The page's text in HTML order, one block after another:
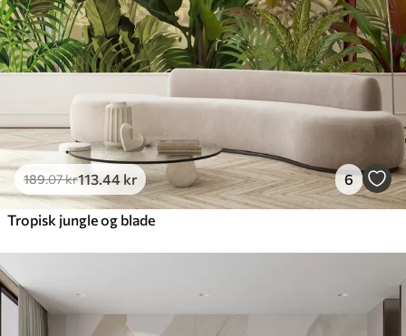
189.07kr113.44 kr 6
Tropisk jungle og blade